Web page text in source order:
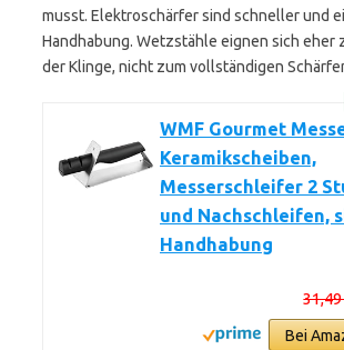
musst. Elektroschärfer sind schneller und
Handhabung. Wetzstähle eignen sich eher
der Klinge, nicht zum vollständigen
WMF Gourmet
Keramikscheiben,
Messerschleifer 2
und Nachschleifen,
Handhabung
Bei